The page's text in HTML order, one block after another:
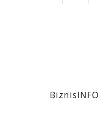
BiznisINFO